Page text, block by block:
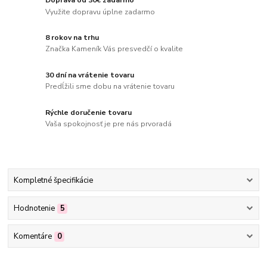
Využite dopravu úplne zadarmo
8 rokov na trhu
Značka Kameník Vás presvedčí o kvalite
30 dní na vrátenie tovaru
Predĺžili sme dobu na vrátenie tovaru
Rýchle doručenie tovaru
Vaša spokojnosť je pre nás prvoradá
Kompletné špecifikácie
Hodnotenie 5
Komentáre 0